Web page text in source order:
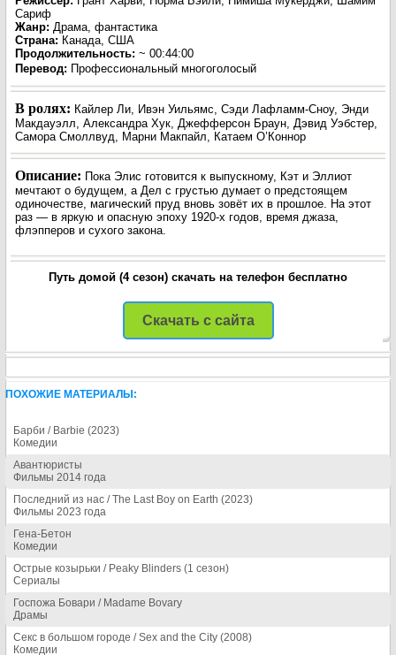
Сариф
Жанр: Драма, фантастика
Страна: Канада, США
Продолжительность: ~ 00:44:00
Перевод: Профессиональный многоголосый
В ролях: Кайлер Ли, Ивэн Уильямс, Сэди Лафламм-Сноу, Энди
Макдауэлл, Александра Хук, Джефферсон Браун, Дэвид Уэбстер,
Самора Смоллвуд, Марни Макпайл, Катаем О’Коннор
Описание: Пока Элис готовится к выпускному, Кэт и Эллиот
мечтают о будущем, а Дел с грустью думает о предстоящем
одиночестве, магический пруд вновь зовёт их в прошлое. На этот
раз — в яркую и опасную эпоху 1920-х годов, время джаза,
флэпперов и сухого закона.
Путь домой (4 сезон) скачать на телефон бесплатно
Скачать с сайта
ПОХОЖИЕ МАТЕРИАЛЫ:
Барби / Barbie (2023)
Комедии
Авантюристы
Фильмы 2014 года
Последний из нас / The Last Boy on Earth (2023)
Фильмы 2023 года
Гена-Бетон
Комедии
Острые козырьки / Peaky Blinders (1 сезон)
Сериалы
Госпожа Бовари / Madame Bovary
Драмы
Секс в большом городе / Sex and the City (2008)
Комедии